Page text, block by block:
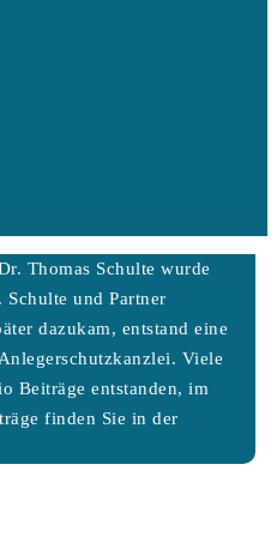
Thomas Schulte wurde
und Partner
dazukam, entstand eine
Viele
Beiträge entstanden, im
finden Sie in der